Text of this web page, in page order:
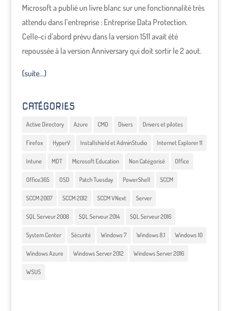
Microsoft a publié un livre blanc sur une fonctionnalité très
attendu dans l’entreprise : Entreprise Data Protection.
Celle-ci d’abord prévu dans la version 1511 avait été
repoussée à la version Anniversary qui doit sortir le 2 aout.
(suite…)
CATÉGORIES
Active Directory Azure CMD Divers Drivers et pilotes
Firefox HyperV Installshield et AdminStudio Internet Explorer 11
Intune MDT Microsoft Education Non Catégorisé Office
Office365 OSD Patch Tuesday PowerShell SCCM
SCCM 2007 SCCM 2012 SCCM VNext Server
SQL Serveur 2008 SQL Serveur 2014 SQL Serveur 2016
System Center Sécurité Windows 7 Windows 8.1 Windows 10
Windows Azure Windows Server 2012 Windows Server 2016
WSUS